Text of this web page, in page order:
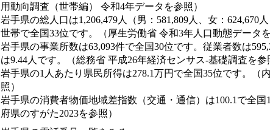
用動向調査（世帯編） 令和4年データを参照）
岩手県の総人口は1,206,479人（男：581,809人、女：624,670
世帯で全国33位です。（厚生労働省 令和3年人口動態データを
岩手県の事業所数は63,093件で全国30位です。従業者数は
は9.44人です。（総務省 平成26年経済センサス‐基礎調査を参
岩手県の1人あたり県民所得は278.1万円で全国35位です。（
照）
岩手県の消費者物価地域差指数（交通・通信）は100.1で全
府県のすがた2023を参照）